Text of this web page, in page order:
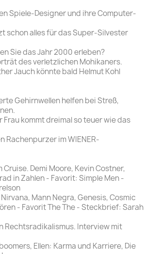
Spiele-Designer und ihre Computer-
schon alles für das Super-Silvester
Sie das Jahr 2000 erleben?
des verletzlichen Mohikaners.
Jauch könnte bald Helmut Kohl
Gehirnwellen helfen bei Streß,
Frau kommt dreimal so teuer wie das
Rachenpurzer im WIENER-
Cruise. Demi Moore, Kevin Costner,
in Zahlen - Favorit: Simple Men -
Mann Negra, Genesis, Cosmic
- Favorit The The - Steckbrief: Sarah
Rechtsradikalismus. Interview mit
Ellen: Karma und Karriere, Die